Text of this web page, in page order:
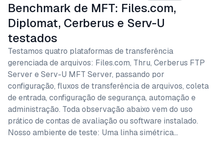
Benchmark de MFT: Files.com,
Diplomat, Cerberus e Serv-U
testados
Testamos quatro plataformas de transferência
gerenciada de arquivos: Files.com, Thru, Cerberus FTP
Server e Serv-U MFT Server, passando por
configuração, fluxos de transferência de arquivos, coleta
de entrada, configuração de segurança, automação e
administração. Toda observação abaixo vem do uso
prático de contas de avaliação ou software instalado.
Nosso ambiente de teste: Uma linha simétrica…